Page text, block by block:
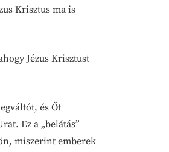
Krisztus ma is
Jézus Krisztust
és Őt
Ez a „belátás”
miszerint emberek